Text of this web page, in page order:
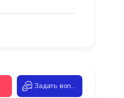
Задать вопрос